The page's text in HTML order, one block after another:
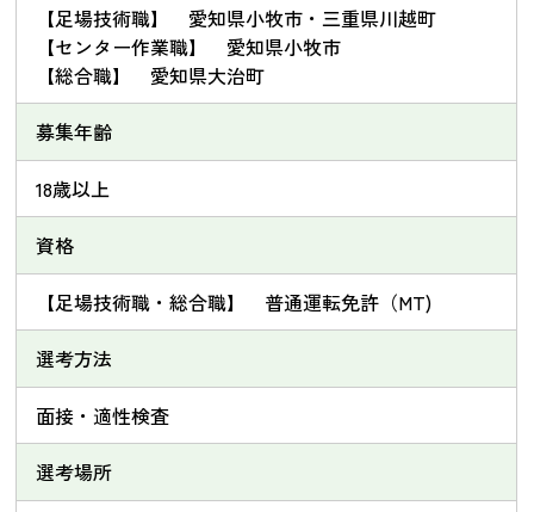
【足場技術職】 愛知県小牧市・三重県川越町
【センター作業職】 愛知県小牧市
【総合職】 愛知県大治町
募集年齢
18歳以上
資格
【足場技術職・総合職】 普通運転免許（MT)
選考方法
面接・適性検査
選考場所